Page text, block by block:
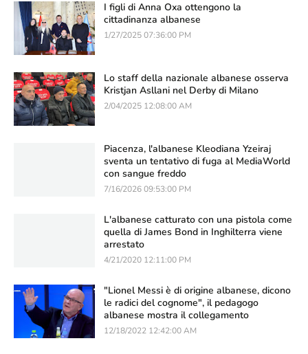
I figli di Anna Oxa ottengono la
cittadinanza albanese
1/27/2025 07:36:00 PM
Lo staff della nazionale albanese osserva
Kristjan Asllani nel Derby di Milano
2/04/2025 12:08:00 AM
Piacenza, l'albanese Kleodiana Yzeiraj
sventa un tentativo di fuga al MediaWorld
con sangue freddo
7/16/2026 09:53:00 PM
L'albanese catturato con una pistola come
quella di James Bond in Inghilterra viene
arrestato
4/21/2020 12:11:00 PM
"Lionel Messi è di origine albanese, dicono
le radici del cognome", il pedagogo
albanese mostra il collegamento
12/18/2022 12:42:00 AM